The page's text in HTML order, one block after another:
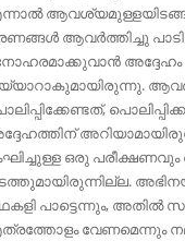
ആവർത്തിച്ചു പാടി
അദ്ദേഹം
ഒരു പരീക്ഷണവും
പാട്ടെന്നും, അതിൽ
വേണമെന്നും